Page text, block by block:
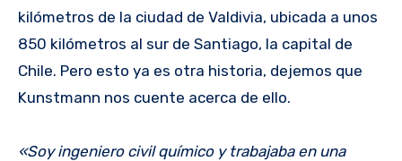
kilómetros de la ciudad de Valdivia, ubicada a unos
850 kilómetros al sur de Santiago, la capital de
Chile. Pero esto ya es otra historia, dejemos que
Kunstmann nos cuente acerca de ello.
«Soy ingeniero civil químico y trabajaba en una